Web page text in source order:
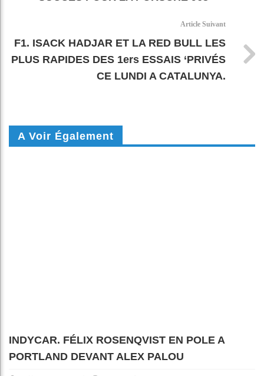
Article Suivant
F1. ISACK HADJAR ET LA RED BULL LES
PLUS RAPIDES DES 1ers ESSAIS ‘PRIVÉS
CE LUNDI A CATALUNYA.
A Voir Également
INDYCAR. FÉLIX ROSENQVIST EN POLE A
PORTLAND DEVANT ALEX PALOU